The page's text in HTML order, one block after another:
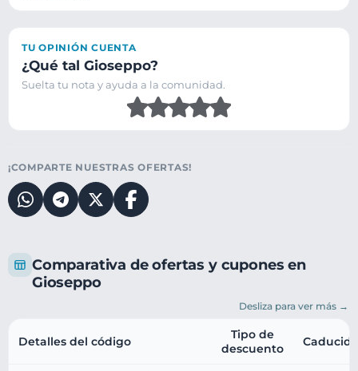
Comparativa de ofertas y cupones en
Gioseppo
Desliza para ver más →
Detalles del código
Tipo de
descuento
TU OPINIÓN CUENTA
¿Qué tal Gioseppo?
Suelta tu nota y ayuda a la comunidad.
¡COMPARTE NUESTRAS OFERTAS!